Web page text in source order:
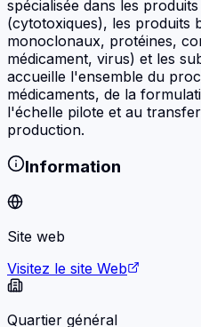
spécialisée dans les
(cytotoxiques), les produits
monoclonaux, protéines,
médicament, virus) et les
accueille l'ensemble du
médicaments, de la
l'échelle pilote et au
production.
Information
Site web
Visitez le site Web
Quartier général